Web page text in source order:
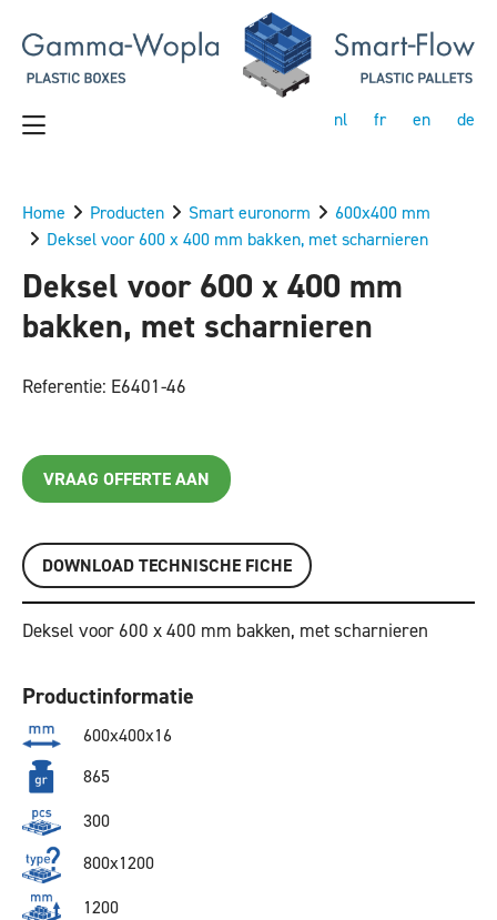
nl fr en de
Home Producten Smart euronorm
600x400 mm
Deksel voor 600 x 400 mm bakken, met scharnieren
Deksel voor 600 x 400 mm
bakken, met scharnieren
Referentie: E6401-46
VRAAG OFFERTE AAN
DOWNLOAD TECHNISCHE FICHE
Deksel voor 600 x 400 mm bakken, met scharnieren
Productinformatie
600x400x16
865
300
800x1200
1200